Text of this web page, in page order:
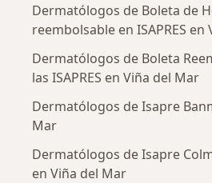
Dermatólogos de Boleta de
reembolsable en ISAPRES en
Dermatólogos de Boleta
las ISAPRES en Viña del Mar
Dermatólogos de Isapre
Mar
Dermatólogos de Isapre
en Viña del Mar